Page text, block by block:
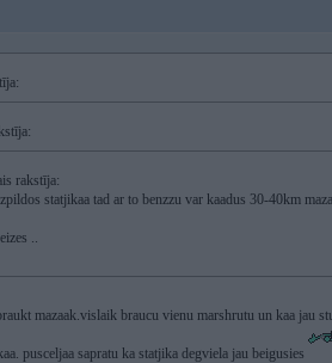
rakstīja:
statjikaa tad ar to benzzu var kaadus 30-40km
..
mazaak.vislaik braucu vienu marshrutu un kaa jau
pusceljaa sapratu ka statjika degviela jau beigusies